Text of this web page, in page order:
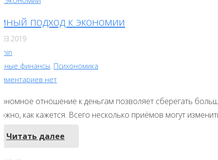
подход к экономии
финансы, Психономика
нет
отношение к деньгам позволяет сберегать
как кажется. Всего несколько приёмов могут
Читать далее